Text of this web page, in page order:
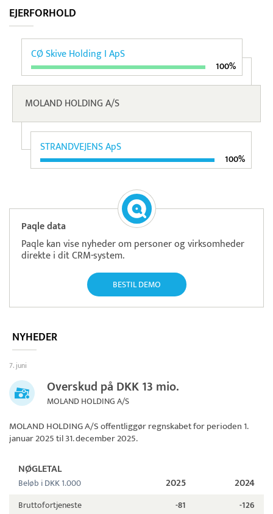
EJERFORHOLD
CØ Skive Holding I ApS
100%
MOLAND HOLDING A/S
STRANDVEJENS ApS
100%
Paqle data
Paqle kan vise nyheder om personer og virksomheder
direkte i dit CRM-system.
BESTIL DEMO
NYHEDER
7. juni
Overskud på DKK 13 mio.
MOLAND HOLDING A/S
MOLAND HOLDING A/Soffentliggør regnskabet for perioden 1.
januar 2025 til 31. december 2025.
NØGLETAL
Beløb i DKK 1.000 2025 2024
Bruttofortjeneste -81
-126